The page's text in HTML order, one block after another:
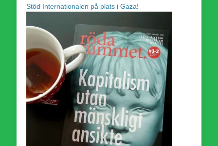
Stöd Internationalen på plats i Gaza!